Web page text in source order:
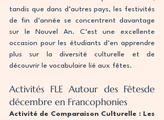
tandis que dans d’autres pays, les festivités
de fin d’année se concentrent davantage
sur le Nouvel An. C’est une excellente
occasion pour les étudiants d’en apprendre
plus sur la diversité culturelle et de
découvrir le vocabulaire lié aux fêtes.
Activités FLE Autour des Fêtesde
décembre en Francophonies
Activité de Comparaison Culturelle : Les